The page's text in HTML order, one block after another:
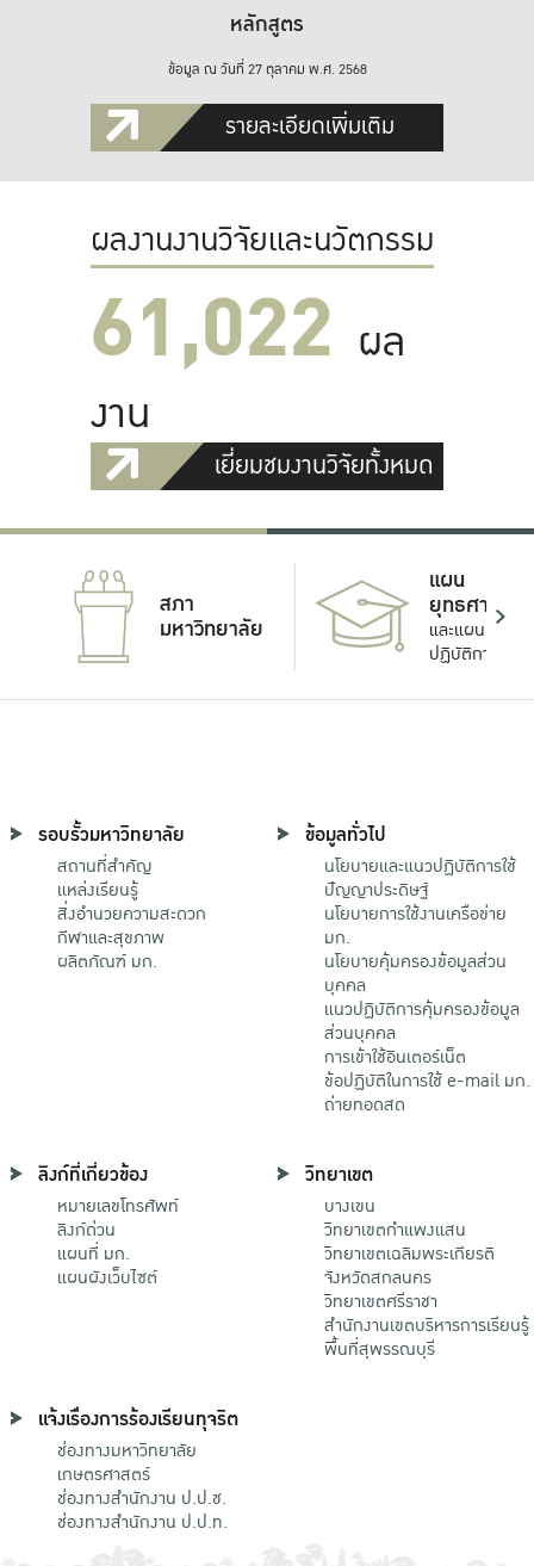
หลักสูตร
ข้อมูล ณ วันที่ 27 ตุลาคม พ.ศ. 2568
รายละเอียดเพิ่มเติม
ผลงานงานวิจัยและนวัตกรรม
61,022 ผล
งาน
เยี่ยมชมงานวิจัยทั้งหมด
สภา
มหาวิทยาลัย
แผน
ยุทธศาสตร์
และแผน
ปฏิบัติการ
รอบรั้วมหาวิทยาลัย
สถานที่สำคัญ
แหล่งเรียนรู้
สิ่งอำนวยความสะดวก
กีฬาและสุขภาพ
ผลิตภัณฑ์ มก.
ข้อมูลทั่วไป
นโยบายและแนวปฏิบัติการใช้
ปัญญาประดิษฐ์
นโยบายการใช้งานเครือข่าย
มก.
นโยบายคุ้มครองข้อมูลส่วน
บุคคล
แนวปฏิบัติการคุ้มครองข้อมูล
ส่วนบุคคล
การเข้าใช้อินเตอร์เน็ต
ข้อปฏิบัติในการใช้ e-mail มก.
ถ่ายทอดสด
ลิงก์ที่เกี่ยวข้อง
หมายเลขโทรศัพท์
ลิงก์ด่วน
แผนที่ มก.
แผนผังเว็บไซต์
วิทยาเขต
บางเขน
วิทยาเขตกําแพงแสน
วิทยาเขตเฉลิมพระเกียรติ
จังหวัดสกลนคร
วิทยาเขตศรีราชา
สำนักงานเขตบริหารการเรียนรู้
พื้นที่สุพรรณบุรี
แจ้งเรื่องการร้องเรียนทุจริต
ช่องทางมหาวิทยาลัย
เกษตรศาสตร์
ช่องทางสำนักงาน ป.ป.ช.
ช่องทางสำนักงาน ป.ป.ท.